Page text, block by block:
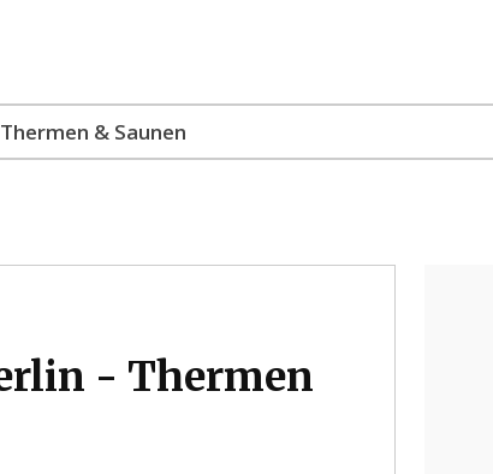
Thermen & Saunen
- Thermen